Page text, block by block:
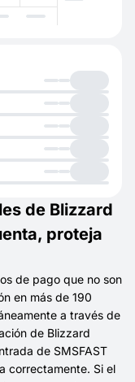
de Blizzard
proteja
de pago que no son
en más de 190
a través de
de Blizzard
de SMSFAST
correctamente. Si el